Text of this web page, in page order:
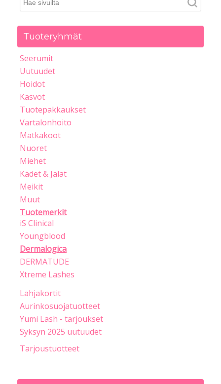
Tuoteryhmät
Seerumit
Uutuudet
Hoidot
Kasvot
Tuotepakkaukset
Vartalonhoito
Matkakoot
Nuoret
Miehet
Kädet & Jalat
Meikit
Muut
Tuotemerkit
iS Clinical
Youngblood
Dermalogica
DERMATUDE
Xtreme Lashes
Lahjakortit
Aurinkosuojatuotteet
Yumi Lash - tarjoukset
Syksyn 2025 uutuudet
Tarjoustuotteet